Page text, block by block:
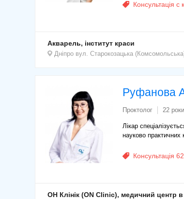
Консультація
Акварель, інститут краси
Дніпро вул. Старокозацька
Руфанова
Проктолог 22
Лікар
науково практичних
Консультація
ОН Клінік (ON Clinic), медичний центр в